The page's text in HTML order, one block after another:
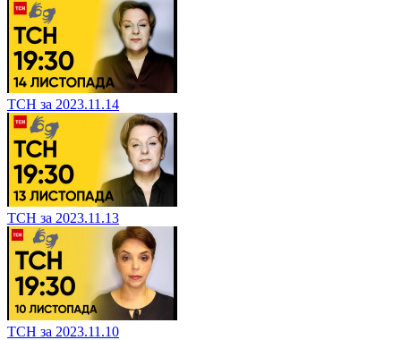
ТСН за 2023.11.14
ТСН за 2023.11.13
ТСН за 2023.11.10